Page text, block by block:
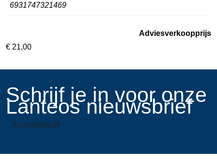
6931747321469
Adviesverkoopprijs
€ 21,00
​Schrijf je in voor onze
Lanteos nieuwsbrief
Aanmelden